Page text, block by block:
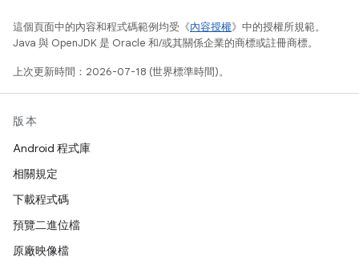
這個頁面中的內容和程式碼範例均受《內容授權》中的授權所規範。
Java 與 OpenJDK 是 Oracle 和/或其關係企業的商標或註冊商標。
上次更新時間：2026-07-18 (世界標準時間)。
版本
Android 程式庫
相關規定
下載程式碼
預覽二進位檔
原廠映像檔